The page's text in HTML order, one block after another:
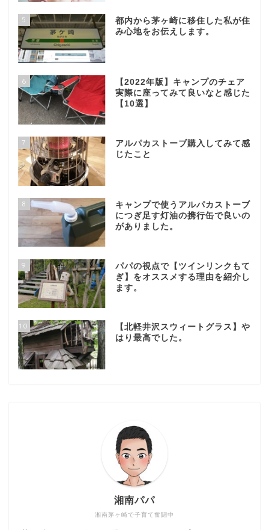
5
都内から茅ヶ崎に移住した私が住
み心地をお伝えします。
6
【2022年版】キャンプのチェア
実際に座ってみて良いなと感じた
【10選】
7
アルパカストーブ購入してみて感
じたこと
8
キャンプで使うアルパカストーブ
につぎ足す灯油の携行缶で良いの
がありました。
9
パパの視点で【ツインリンクもて
ぎ】をオススメする理由を紹介し
ます。
10
【北軽井沢スウィートグラス】や
はり最高でした。
湘南茅ヶ崎で子育て奮闘中
湘南パパ